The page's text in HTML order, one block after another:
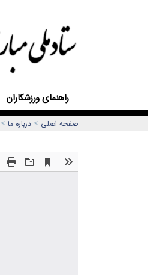
راهنمای ورزشکاران
صفحه اصلی > درباره ما >